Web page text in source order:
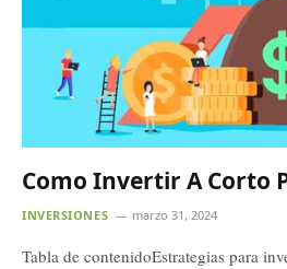
Como Invertir A Corto
INVERSIONES marzo 31, 2024
Tabla de contenidoEstrategias para